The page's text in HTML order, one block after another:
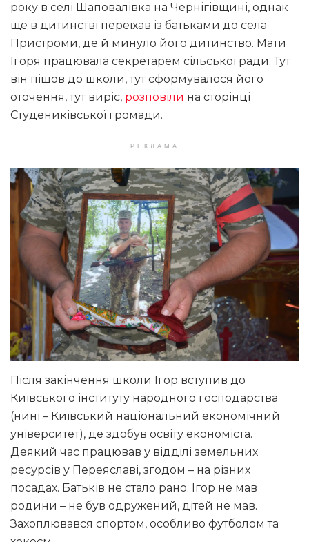
року в селі Шаповалівка на Чернігівщині, однак
ще в дитинстві переїхав із батьками до села
Пристроми, де й минуло його дитинство. Мати
Ігоря працювала секретарем сільської ради. Тут
він пішов до школи, тут сформувалося його
оточення, тут виріс, розповіли на сторінці
Студениківської громади.
РЕКЛАМА
Після закінчення школи Ігор вступив до
Київського інституту народного господарства
(нині – Київський національний економічний
університет), де здобув освіту економіста.
Деякий час працював у відділі земельних
ресурсів у Переяславі, згодом – на різних
посадах. Батьків не стало рано. Ігор не мав
родини – не був одружений, дітей не мав.
Захоплювався спортом, особливо футболом та